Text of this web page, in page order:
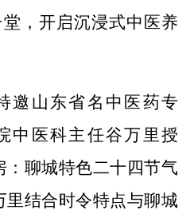
，开启沉浸式中医养
山东省名中医药专
中医科主任谷万里授
：聊城特色二十四节气
里结合时令特点与聊城